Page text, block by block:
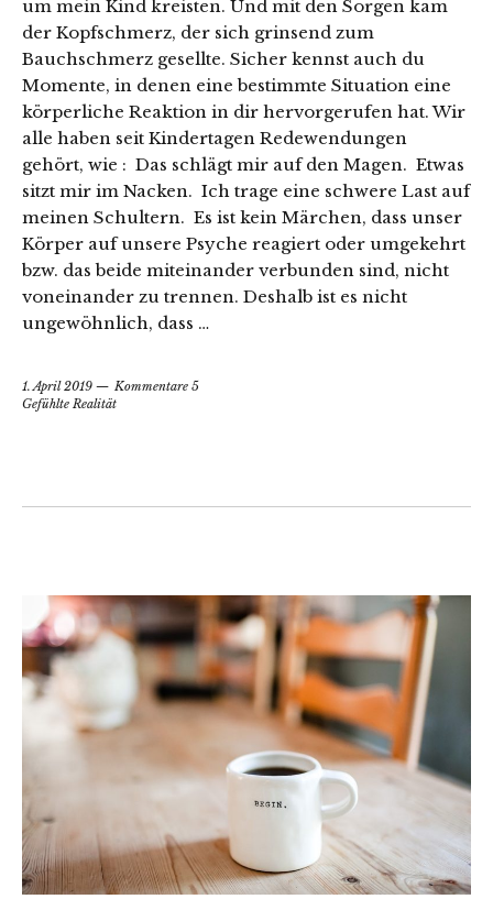
um mein Kind kreisten. Und mit den Sorgen kam
der Kopfschmerz, der sich grinsend zum
Bauchschmerz gesellte. Sicher kennst auch du
Momente, in denen eine bestimmte Situation eine
körperliche Reaktion in dir hervorgerufen hat. Wir
alle haben seit Kindertagen Redewendungen
gehört, wie : Das schlägt mir auf den Magen. Etwas
sitzt mir im Nacken. Ich trage eine schwere Last auf
meinen Schultern. Es ist kein Märchen, dass unser
Körper auf unsere Psyche reagiert oder umgekehrt
bzw. das beide miteinander verbunden sind, nicht
voneinander zu trennen. Deshalb ist es nicht
ungewöhnlich, dass …
1. April 2019
Kommentare 5
Gefühlte Realität